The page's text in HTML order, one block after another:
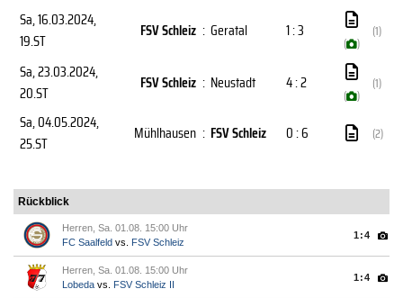
Sa, 16.03.2024,
19.ST
FSV Schleiz : Geratal 1 : 3
( )
(1)
Sa, 23.03.2024,
20.ST
FSV Schleiz : Neustadt 4 : 2
( )
(1)
Sa, 04.05.2024,
25.ST
Mühlhausen : FSV Schleiz 0 : 6 (2)
Rückblick
Herren, Sa. 01.08. 15:00 Uhr
FC Saalfeld vs. FSV Schleiz
1:4
Herren, Sa. 01.08. 15:00 Uhr
Lobeda vs. FSV Schleiz II
1:4